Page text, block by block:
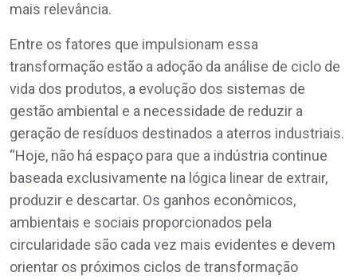
mais relevância.
Entre os fatores que impulsionam essa
transformação estão a adoção da análise de ciclo de
vida dos produtos, a evolução dos sistemas de
gestão ambiental e a necessidade de reduzir a
geração de resíduos destinados a aterros industriais.
“Hoje, não há espaço para que a indústria continue
baseada exclusivamente na lógica linear de extrair,
produzir e descartar. Os ganhos econômicos,
ambientais e sociais proporcionados pela
circularidade são cada vez mais evidentes e devem
orientar os próximos ciclos de transformação